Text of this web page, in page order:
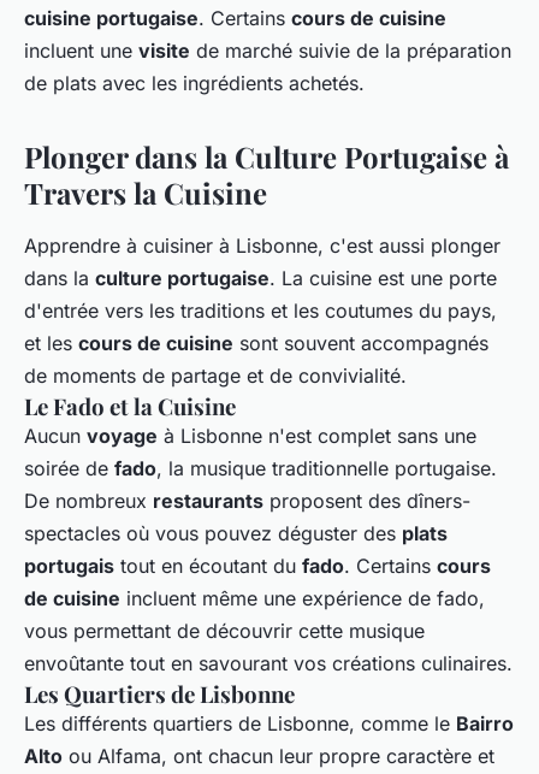
cuisine portugaise. Certains cours de cuisine
incluent une visite de marché suivie de la préparation
de plats avec les ingrédients achetés.
Plonger dans la Culture Portugaise à
Travers la Cuisine
Apprendre à cuisiner à Lisbonne, c'est aussi plonger
dans la culture portugaise. La cuisine est une porte
d'entrée vers les traditions et les coutumes du pays,
et les cours de cuisine sont souvent accompagnés
de moments de partage et de convivialité.
Le Fado et la Cuisine
Aucun voyage à Lisbonne n'est complet sans une
soirée de fado, la musique traditionnelle portugaise.
De nombreux restaurants proposent des dîners-
spectacles où vous pouvez déguster des plats
portugais tout en écoutant du fado. Certains cours
de cuisine incluent même une expérience de fado,
vous permettant de découvrir cette musique
envoûtante tout en savourant vos créations culinaires.
Les Quartiers de Lisbonne
Les différents quartiers de Lisbonne, comme le Bairro
Alto ou Alfama, ont chacun leur propre caractère et